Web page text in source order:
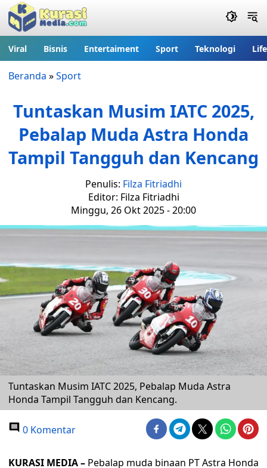
Viral Bisnis Entertaiment Sport Teknologi
Beranda »Sport
Tuntaskan Musim IATC 2025,
Pebalap Muda Astra Honda
Tampil Tangguh dan Kencang
Penulis: Filza Fitriadhi
Editor: Filza Fitriadhi
Minggu, 26 Okt 2025 - 20:00
Tuntaskan Musim IATC 2025, Pebalap Muda Astra
Honda Tampil Tangguh dan Kencang.
0 Komentar
KURASI MEDIA – Pebalap muda binaan PT Astra Honda